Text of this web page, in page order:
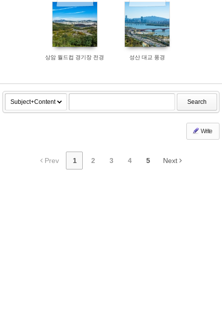
19763
상암 월드컵 경기장 전경
7707
성산 대교 풍경
Search
Write
Prev 1 2 3 4 5 Next